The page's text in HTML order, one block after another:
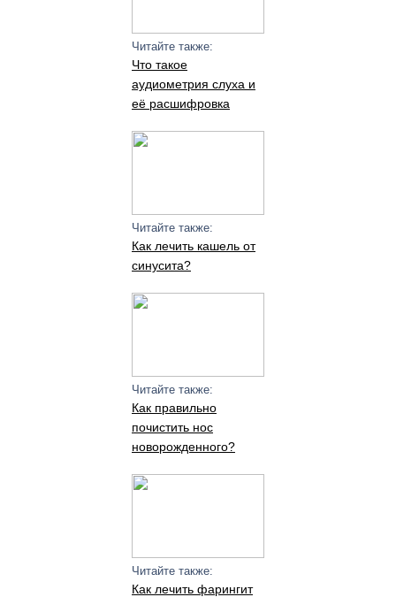
Читайте также:
Что такое
аудиометрия слуха и
её расшифровка
Читайте также:
Как лечить кашель от
синусита?
Читайте также:
Как правильно
почистить нос
новорожденного?
Читайте также:
Как лечить фарингит